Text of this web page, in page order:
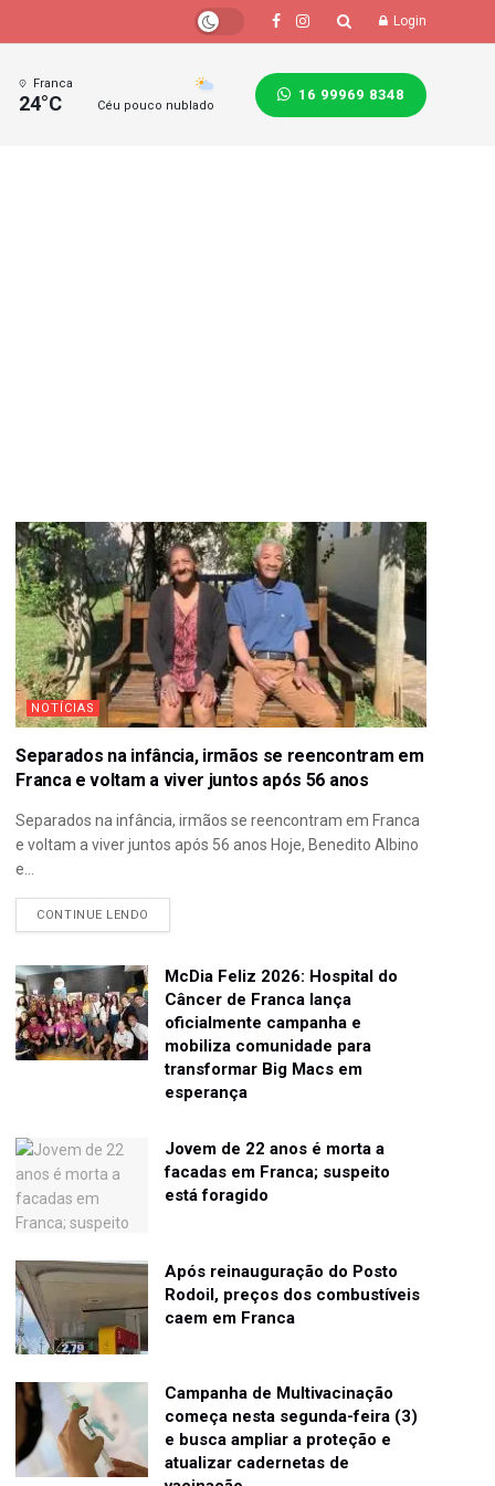
Login
Franca
24°C Céu pouco nublado
16 99969 8348
NOTÍCIAS
Separados na infância, irmãos se reencontram em
Franca e voltam a viver juntos após 56 anos
Separados na infância, irmãos se reencontram em Franca
e voltam a viver juntos após 56 anos Hoje, Benedito Albino
e...
CONTINUE LENDO
McDia Feliz 2026: Hospital do
Câncer de Franca lança
oficialmente campanha e
mobiliza comunidade para
transformar Big Macs em
esperança
Jovem de 22 anos é morta a
facadas em Franca; suspeito
está foragido
Após reinauguração do Posto
Rodoil, preços dos combustíveis
caem em Franca
Campanha de Multivacinação
começa nesta segunda-feira (3)
e busca ampliar a proteção e
atualizar cadernetas de